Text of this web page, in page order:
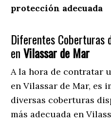
protección adecuada
Diferentes Coberturas
en Vilassar de Mar
A la hora de contratar
en Vilassar de Mar, es
diversas coberturas
más adecuada en